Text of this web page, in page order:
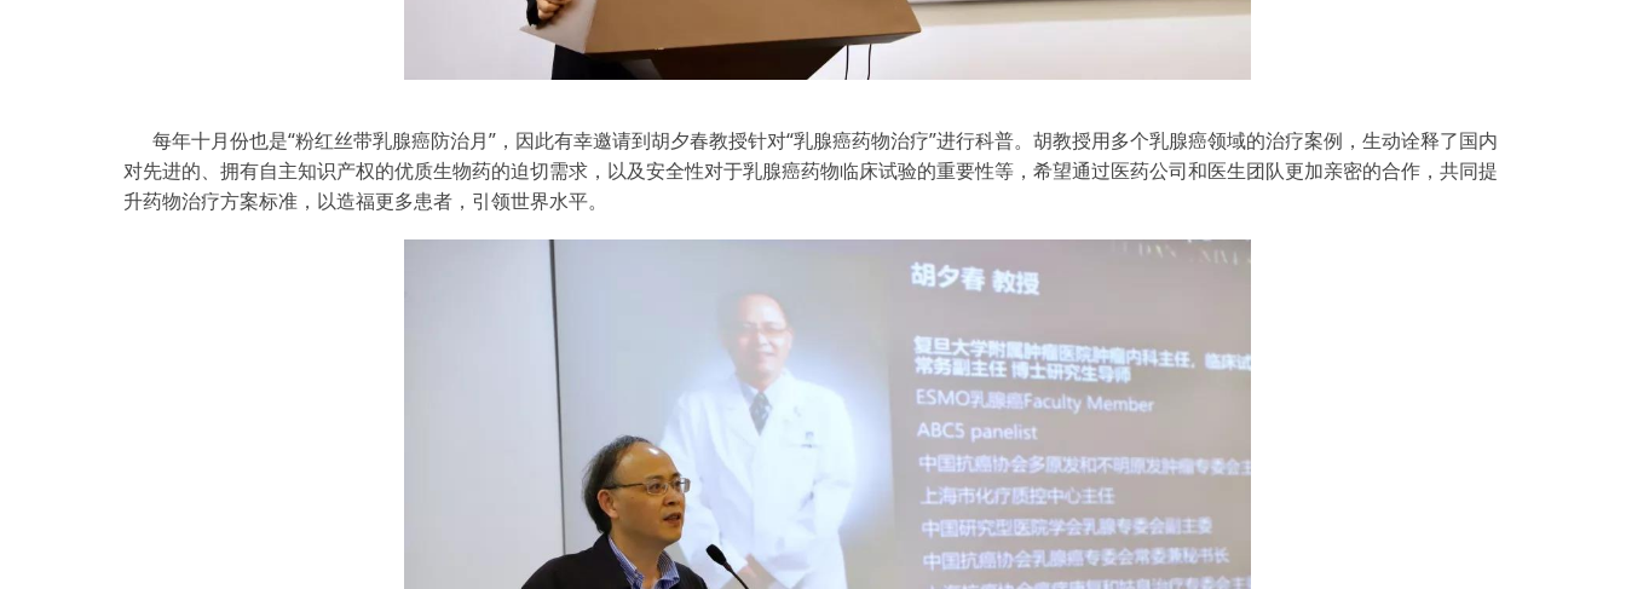
每年十月份也是“粉红丝带乳腺癌防治月”，因此有幸邀请到胡夕春教授针对“乳腺癌药物治疗”进行科普。胡教授用多个乳腺癌领域的治疗案例，生动诠释了国内
对先进的、拥有自主知识产权的优质生物药的迫切需求，以及安全性对于乳腺癌药物临床试验的重要性等，希望通过医药公司和医生团队更加亲密的合作，共同提
升药物治疗方案标准，以造福更多患者，引领世界水平。